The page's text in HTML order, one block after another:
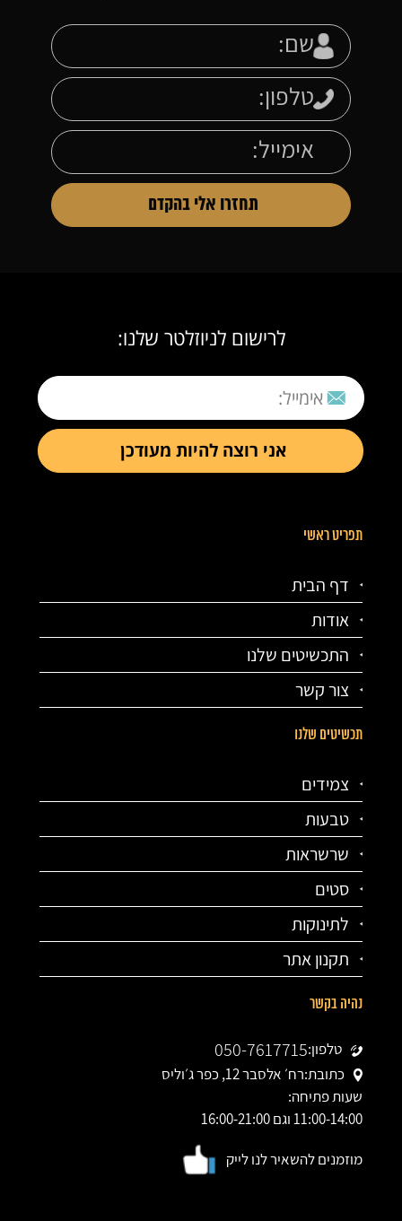
לרישום לניוזלטר שלנו:
תפריט ראשי
דף הבית
אודות
התכשיטים שלנו
צור קשר
תכשיטים שלנו
צמידים
טבעות
שרשראות
סטים
לתינוקות
תקנון אתר
נהיה בקשר
טלפון:050-7617715
כתובת:רח׳ אלסבר 12, כפר ג׳וליס
שעות פתיחה:
11:00-14:00 וגם 16:00-21:00
מוזמנים להשאיר לנו לייק